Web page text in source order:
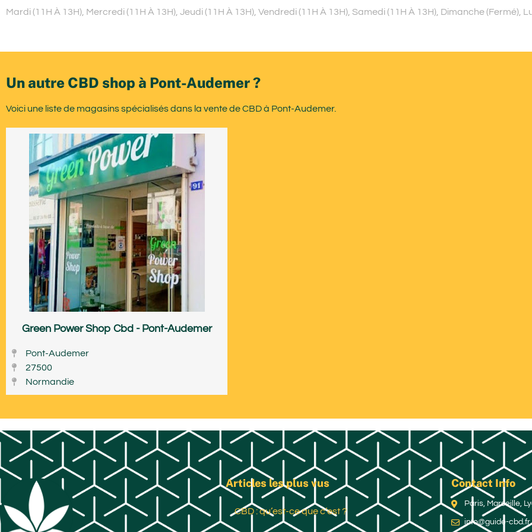
Mardi (11H À 13H), Mercredi (11H À 13H), Jeudi (11H À 13H), Vendredi (11H À 13H), Samedi (11H À 13H), Dimanche (Fermé),
Un autre CBD shop à Pont-Audemer ?
Voici une liste de magasins spécialisés dans la vente de CBD à Pont-Audemer.
Green Power Shop Cbd - Pont-Audemer
Pont-Audemer
27500
Normandie
Articles les plus vus
CBD : qu’est-ce que c’est ?
Contact Info
Paris, Marseille,
info@guide-cbd.fr